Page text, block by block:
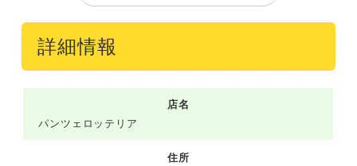
詳細情報
店名
パンツェロッテリア
住所